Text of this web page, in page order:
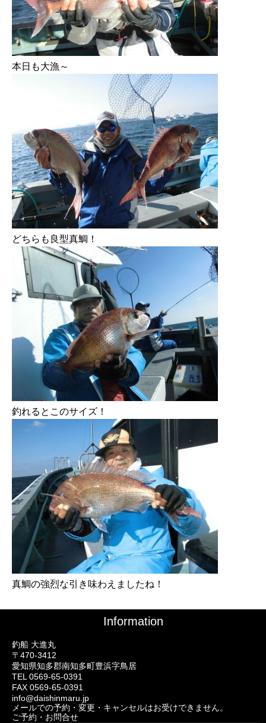
本日も大漁～
どちらも良型真鯛！
釣れるとこのサイズ！
真鯛の強烈な引き味わえましたね！
Information
釣船 大進丸
〒470-3412
愛知県知多郡南知多町豊浜字鳥居
TEL 0569-65-0391
FAX 0569-65-0391
info@daishinmaru.jp
メールでの予約・変更・キャンセルはお受けできません。
ご予約・お問合せ